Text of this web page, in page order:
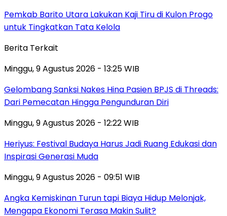
Pemkab Barito Utara Lakukan Kaji Tiru di Kulon Progo
untuk Tingkatkan Tata Kelola
Berita Terkait
Minggu, 9 Agustus 2026 - 13:25 WIB
Gelombang Sanksi Nakes Hina Pasien BPJS di Threads:
Dari Pemecatan Hingga Pengunduran Diri
Minggu, 9 Agustus 2026 - 12:22 WIB
Heriyus: Festival Budaya Harus Jadi Ruang Edukasi dan
Inspirasi Generasi Muda
Minggu, 9 Agustus 2026 - 09:51 WIB
Angka Kemiskinan Turun tapi Biaya Hidup Melonjak,
Mengapa Ekonomi Terasa Makin Sulit?